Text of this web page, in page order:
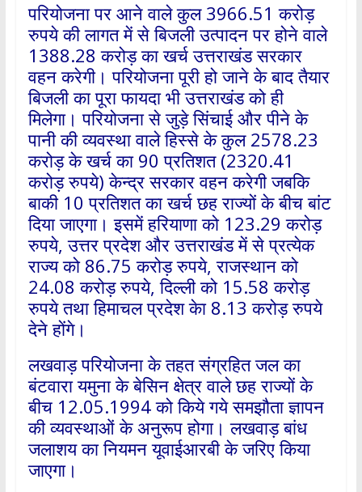
परियोजना पर आने वाले कुल 3966.51 करोड़
रुपये की लागत में से बिजली उत्पादन पर होने वाले
1388.28 करोड़ का खर्च उत्तराखंड सरकार
वहन करेगी। परियोजना पूरी हो जाने के बाद तैयार
बिजली का पूरा फायदा भी उत्तराखंड को ही
मिलेगा। परियोजना से जुड़े सिंचाई और पीने के
पानी की व्यवस्था वाले हिस्से के कुल 2578.23
करोड़ के खर्च का 90 प्रतिशत (2320.41
करोड़ रुपये) केन्द्र सरकार वहन करेगी जबकि
बाकी 10 प्रतिशत का खर्च छह राज्यों के बीच बांट
दिया जाएगा। इसमें हरियाणा को 123.29 करोड़
रुपये, उत्तर प्रदेश और उत्तराखंड में से प्रत्येक
राज्य को 86.75 करोड़ रुपये, राजस्थान को
24.08 करोड़ रुपये, दिल्ली को 15.58 करोड़
रुपये तथा हिमाचल प्रदेश केा 8.13 करोड़ रुपये
देने होंगे।
लखवाड़ परियोजना के तहत संग्रहित जल का
बंटवारा यमुना के बेसिन क्षेत्र वाले छह राज्यों के
बीच 12.05.1994 को किये गये समझौता ज्ञापन
की व्यवस्थाओं के अनुरूप होगा। लखवाड़ बांध
जलाशय का नियमन यूवाईआरबी के जरिए किया
जाएगा।